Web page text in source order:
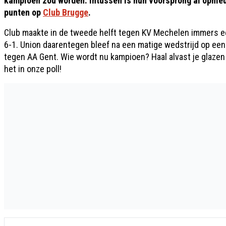
punten op Club Brugge.
Club maakte in de tweede helft tegen KV Mechelen immers
6-1. Union daarentegen bleef na een matige wedstrijd op
tegen AA Gent. Wie wordt nu kampioen? Haal alvast je
het in onze poll!